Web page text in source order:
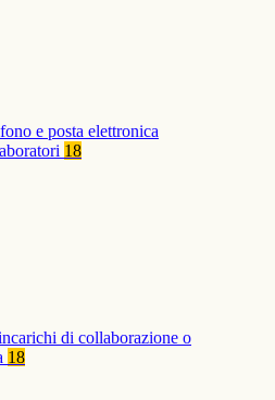
e posta elettronica
18
di collaborazione o
18